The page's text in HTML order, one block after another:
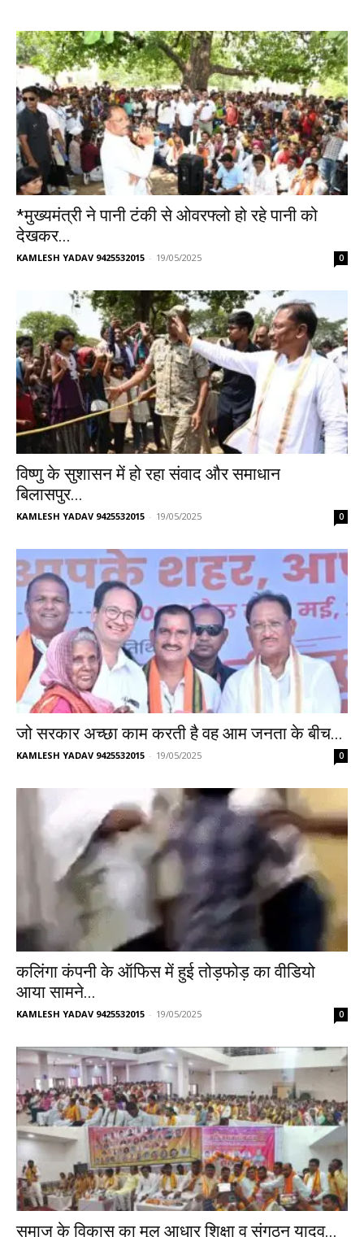
*मुख्यमंत्री ने पानी टंकी से ओवरफ्लो हो रहे पानी को
देखकर...
KAMLESH YADAV 9425532015 - 19/05/2025 0
विष्णु के सुशासन में हो रहा संवाद और समाधान
बिलासपुर...
KAMLESH YADAV 9425532015 - 19/05/2025 0
जो सरकार अच्छा काम करती है वह आम जनता के बीच...
KAMLESH YADAV 9425532015 - 19/05/2025 0
कलिंगा कंपनी के ऑफिस में हुई तोड़फोड़ का वीडियो
आया सामने...
KAMLESH YADAV 9425532015 - 19/05/2025 0
समाज के विकास का मूल आधार शिक्षा व संगठन यादव...